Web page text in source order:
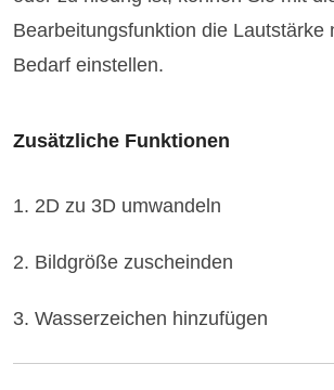
Bearbeitungsfunktion die Lautstärke
Bedarf einstellen.
Zusätzliche Funktionen
1. 2D zu 3D umwandeln
2. Bildgröße zuscheinden
3. Wasserzeichen hinzufügen